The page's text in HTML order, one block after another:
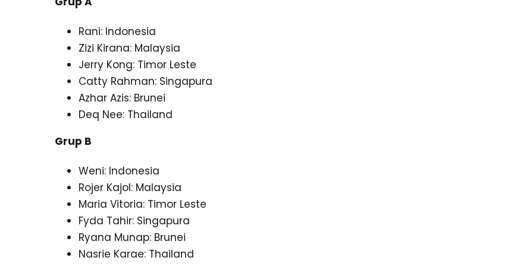
Rani: Indonesia
Zizi Kirana: Malaysia
Jerry Kong: Timor Leste
Catty Rahman: Singapura
Azhar Azis: Brunei
Deq Nee: Thailand
Grup B
Weni: Indonesia
Rojer Kajol: Malaysia
Maria Vitoria: Timor Leste
Fyda Tahir: Singapura
Ryana Munap: Brunei
Nasrie Karae: Thailand